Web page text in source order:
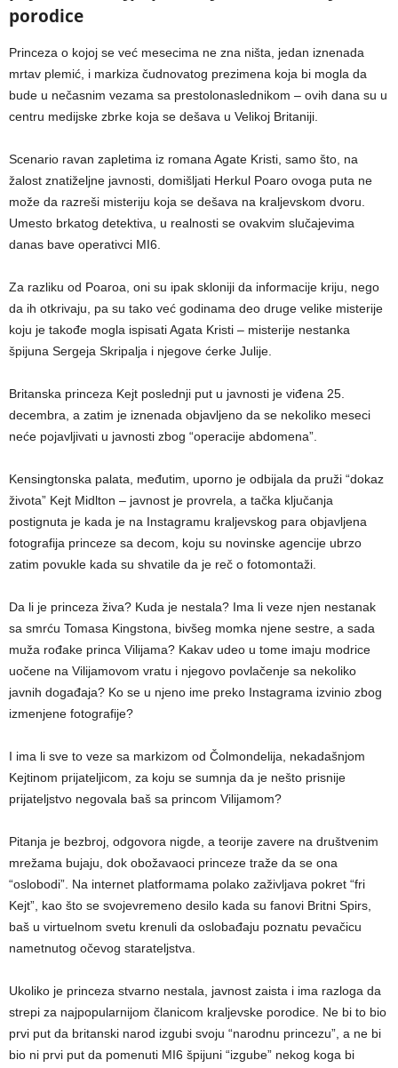
porodice
Princeza o kojoj se već mesecima ne zna ništa, jedan iznenada
mrtav plemić, i markiza čudnovatog prezimena koja bi mogla da
bude u nečasnim vezama sa prestolonaslednikom – ovih dana su u
centru medijske zbrke koja se dešava u Velikoj Britaniji.
Scenario ravan zapletima iz romana Agate Kristi, samo što, na
žalost znatiželjne javnosti, domišljati Herkul Poaro ovoga puta ne
može da razreši misteriju koja se dešava na kraljevskom dvoru.
Umesto brkatog detektiva, u realnosti se ovakvim slučajevima
danas bave operativci MI6.
Za razliku od Poaroa, oni su ipak skloniji da informacije kriju, nego
da ih otkrivaju, pa su tako već godinama deo druge velike misterije
koju je takođe mogla ispisati Agata Kristi – misterije nestanka
špijuna Sergeja Skripalja i njegove ćerke Julije.
Britanska princeza Kejt poslednji put u javnosti je viđena 25.
decembra, a zatim je iznenada objavljeno da se nekoliko meseci
neće pojavljivati u javnosti zbog “operacije abdomena”.
Kensingtonska palata, međutim, uporno je odbijala da pruži “dokaz
života” Kejt Midlton – javnost je provrela, a tačka ključanja
postignuta je kada je na Instagramu kraljevskog para objavljena
fotografija princeze sa decom, koju su novinske agencije ubrzo
zatim povukle kada su shvatile da je reč o fotomontaži.
Da li je princeza živa? Kuda je nestala? Ima li veze njen nestanak
sa smrću Tomasa Kingstona, bivšeg momka njene sestre, a sada
muža rođake princa Vilijama? Kakav udeo u tome imaju modrice
uočene na Vilijamovom vratu i njegovo povlačenje sa nekoliko
javnih događaja? Ko se u njeno ime preko Instagrama izvinio zbog
izmenjene fotografije?
I ima li sve to veze sa markizom od Čolmondelija, nekadašnjom
Kejtinom prijateljicom, za koju se sumnja da je nešto prisnije
prijateljstvo negovala baš sa princom Vilijamom?
Pitanja je bezbroj, odgovora nigde, a teorije zavere na društvenim
mrežama bujaju, dok obožavaoci princeze traže da se ona
“oslobodi”. Na internet platformama polako zaživljava pokret “fri
Kejt”, kao što se svojevremeno desilo kada su fanovi Britni Spirs,
baš u virtuelnom svetu krenuli da oslobađaju poznatu pevačicu
nametnutog očevog starateljstva.
Ukoliko je princeza stvarno nestala, javnost zaista i ima razloga da
strepi za najpopularnijom članicom kraljevske porodice. Ne bi to bio
prvi put da britanski narod izgubi svoju “narodnu princezu”, a ne bi
bio ni prvi put da pomenuti MI6 špijuni “izgube” nekog koga bi